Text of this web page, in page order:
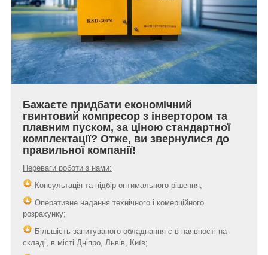
Бажаєте придбати економічний
гвинтовий компресор з інвертором та
плавним пуском, за ціною стандартної
комплектації? Отже, ви звернулися до
правильної компанії!
Переваги роботи з нами:
Консультація та підбір оптимального рішення;
Оперативне надання технічного і комерційного
розрахунку;
Більшість запитуваного обладнання є в наявності на
складі, в місті Дніпро, Львів, Київ;